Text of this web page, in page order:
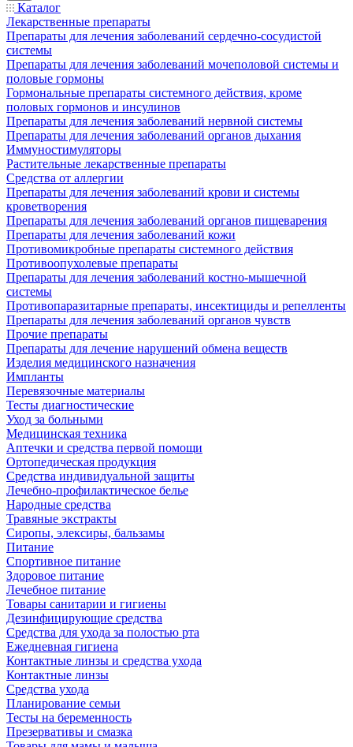
Каталог
Лекарственные препараты
Препараты для лечения заболеваний сердечно-сосудистой
системы
Препараты для лечения заболеваний мочеполовой системы и
половые гормоны
Гормональные препараты системного действия, кроме
половых гормонов и инсулинов
Препараты для лечения заболеваний нервной системы
Препараты для лечения заболеваний органов дыхания
Иммуностимуляторы
Растительные лекарственные препараты
Средства от аллергии
Препараты для лечения заболеваний крови и системы
кроветворения
Препараты для лечения заболеваний органов пищеварения
Препараты для лечения заболеваний кожи
Противомикробные препараты системного действия
Противоопухолевые препараты
Препараты для лечения заболеваний костно-мышечной
системы
Противопаразитарные препараты, инсектициды и репелленты
Препараты для лечения заболеваний органов чувств
Прочие препараты
Препараты для лечение нарушений обмена веществ
Изделия медицинского назначения
Импланты
Перевязочные материалы
Тесты диагностические
Уход за больными
Медицинская техника
Аптечки и средства первой помощи
Ортопедическая продукция
Средства индивидуальной защиты
Лечебно-профилактическое белье
Народные средства
Травяные экстракты
Сиропы, элексиры, бальзамы
Питание
Спортивное питание
Здоровое питание
Лечебное питание
Товары санитарии и гигиены
Дезинфицирующие средства
Средства для ухода за полостью рта
Ежедневная гигиена
Контактные линзы и средства ухода
Контактные линзы
Средства ухода
Планирование семьи
Тесты на беременность
Презервативы и смазка